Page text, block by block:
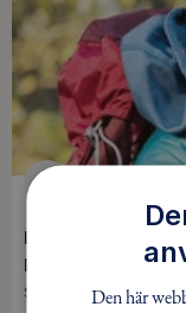
Intresseanmälan
Friluftsfrämjandet
Salem / Pågår
Den här